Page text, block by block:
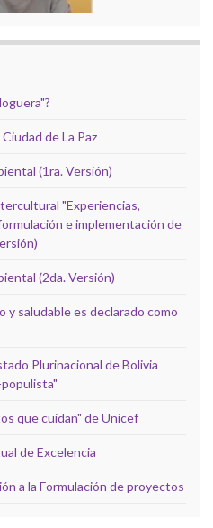
de La Paz
(1ra. Versión)
"Experiencias,
e implementación de
(2da. Versión)
y saludable es declarado como
Plurinacional de Bolivia
que cuidan" de Unicef
de Excelencia
a la Formulación de proyectos